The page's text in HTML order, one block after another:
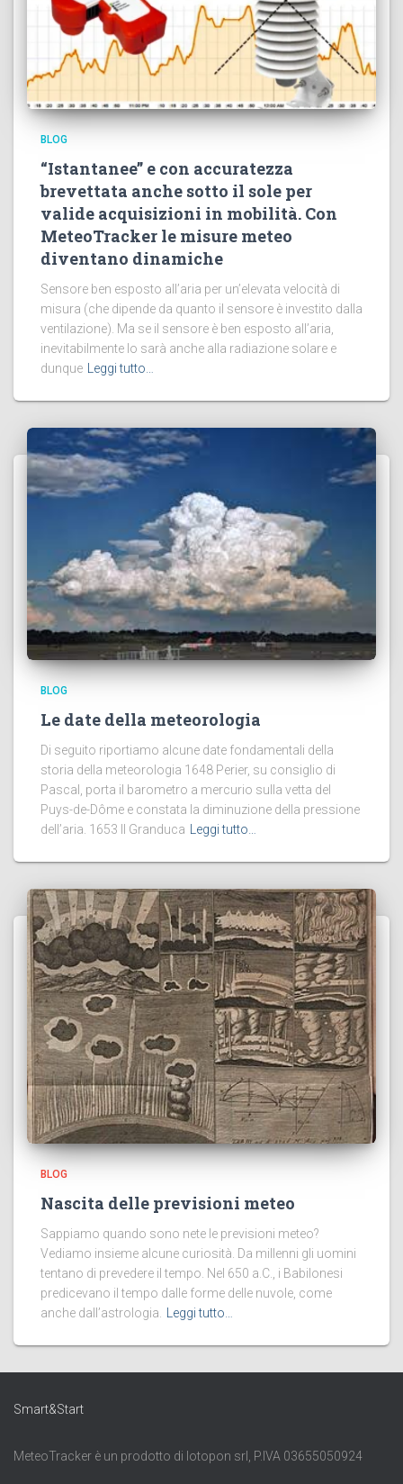
BLOG
“Istantanee” e con accuratezza
brevettata anche sotto il sole per
valide acquisizioni in mobilità. Con
MeteoTracker le misure meteo
diventano dinamiche
Sensore ben esposto all’aria per un’elevata velocità di
misura (che dipende da quanto il sensore è investito dalla
ventilazione). Ma se il sensore è ben esposto all’aria,
inevitabilmente lo sarà anche alla radiazione solare e
dunque
Leggi tutto…
BLOG
Le date della meteorologia
Di seguito riportiamo alcune date fondamentali della
storia della meteorologia 1648 Perier, su consiglio di
Pascal, porta il barometro a mercurio sulla vetta del
Puys-de-Dôme e constata la diminuzione della pressione
dell’aria. 1653 Il Granduca Leggi tutto…
BLOG
Nascita delle previsioni meteo
Sappiamo quando sono nete le previsioni meteo?
Vediamo insieme alcune curiosità. Da millenni gli uomini
tentano di prevedere il tempo. Nel 650 a.C., i Babilonesi
predicevano il tempo dalle forme delle nuvole, come
anche dall’astrologia.
Leggi tutto…
Smart&Start
MeteoTracker è un prodotto di Iotopon srl, P.IVA 03655050924